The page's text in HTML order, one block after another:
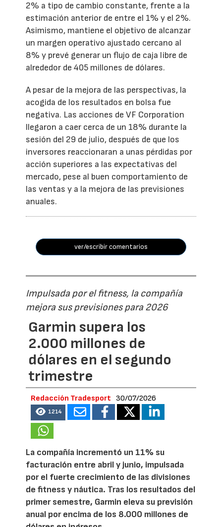
2% a tipo de cambio constante, frente a la
estimación anterior de entre el 1% y el 2%.
Asimismo, mantiene el objetivo de alcanzar
un margen operativo ajustado cercano al
8% y prevé generar un flujo de caja libre de
alrededor de 405 millones de dólares.
A pesar de la mejora de las perspectivas, la
acogida de los resultados en bolsa fue
negativa. Las acciones de VF Corporation
llegaron a caer cerca de un 18% durante la
sesión del 29 de julio, después de que los
inversores reaccionaran a unas pérdidas por
acción superiores a las expectativas del
mercado, pese al buen comportamiento de
las ventas y a la mejora de las previsiones
anuales.
ver/escribir comentarios
Impulsada por el fitness, la compañía
mejora sus previsiones para 2026
Garmin supera los
2.000 millones de
dólares en el segundo
trimestre
Redacción Tradesport 30/07/2026
1214
La compañía incrementó un 11% su
facturación entre abril y junio, impulsada
por el fuerte crecimiento de las divisiones
de fitness y náutica. Tras los resultados del
primer semestre, Garmin eleva su previsión
anual por encima de los 8.000 millones de